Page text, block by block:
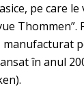
pe care
în anul